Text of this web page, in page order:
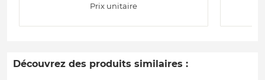
Prix unitaire
Découvrez des produits similaires :